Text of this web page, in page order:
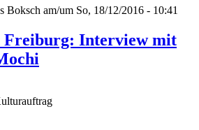
Boksch am/um So, 18/12/2016 - 10:41
Freiburg: Interview mit